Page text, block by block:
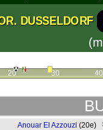
DUSSELDORF
20 30 40
Anouar El Azzouzi (20e)